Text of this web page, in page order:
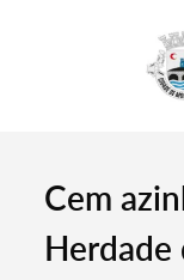
Cem
Herdade